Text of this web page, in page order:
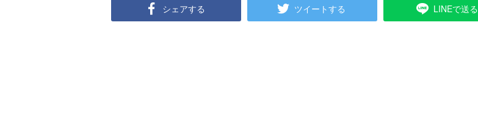
シェアする ツイートする LINEで送る